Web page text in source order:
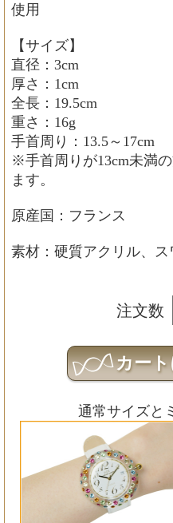
使用
【サイズ】
直径：3cm
厚さ：1cm
全長：19.5cm
重さ：16g
手首周り：13.5～17cm
※手首周りが13cm未満
ます。
原産国：フランス
素材：硬質アクリル、
注文数
通常サイズと